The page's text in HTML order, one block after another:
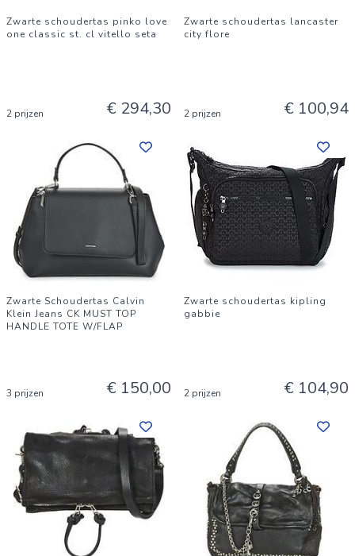
Zwarte schoudertas pinko love
one classic st. cl vitello seta
2 prijzen € 294,30
Zwarte schoudertas lancaster
city flore
2 prijzen € 100,94
Zwarte Schoudertas Calvin
Klein Jeans CK MUST TOP
HANDLE TOTE W/FLAP
3 prijzen € 150,00
Zwarte schoudertas kipling
gabbie
2 prijzen € 104,90